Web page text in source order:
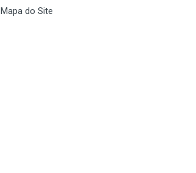
Mapa do Site